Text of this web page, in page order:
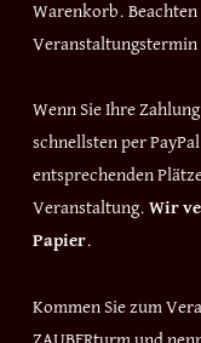
Warenkorb.
Wenn Sie Ihre
schnellsten per
entsprechenden
Veranstaltung.Wir
Papier.
Kommen Sie zum